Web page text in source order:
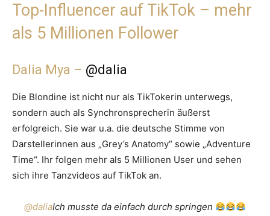
Top-Influencer auf TikTok – mehr
als 5 Millionen Follower
Dalia Mya – @dalia
Die Blondine ist nicht nur als TikTokerin unterwegs,
sondern auch als Synchronsprecherin äußerst
erfolgreich. Sie war u.a. die deutsche Stimme von
Darstellerinnen aus „Grey’s Anatomy“ sowie „Adventure
Time“. Ihr folgen mehr als 5 Millionen User und sehen
sich ihre Tanzvideos auf TikTok an.
@daliaIch musste da einfach durch springen